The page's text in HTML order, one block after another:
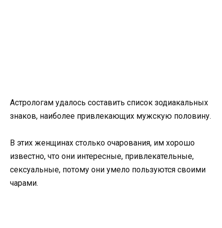
Астрологам удалось составить список зодиакальных
знаков, наиболее привлекающих мужскую половину.
В этих женщинах столько очарования, им хорошо
известно, что они интересные, привлекательные,
сексуальные, потому они умело пользуются своими
чарами.